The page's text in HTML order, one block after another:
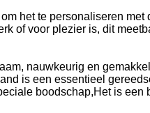
het te personaliseren
of voor plezier is, dit
nauwkeurig en
is een essentieel
boodschap,Het is